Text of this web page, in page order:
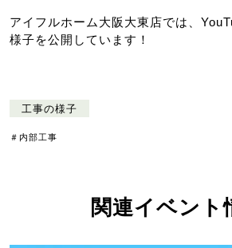
アイフルホーム大阪大東店では、
様子を公開しています！
工事の様子
＃内部工事
関連イベント